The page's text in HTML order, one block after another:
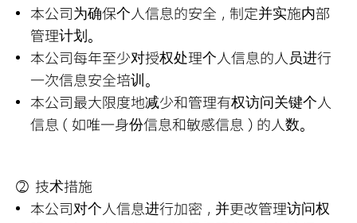
本公司为确保个人信息的安全，制定并实施内部
管理计划。
本公司每年至少对授权处理个人信息的人员进行
一次信息安全培训。
本公司最大限度地减少和管理有权访问关键个人
信息（如唯一身份信息和敏感信息）的人数。
技术措施
本公司对个人信息进行加密，并更改管理访问权